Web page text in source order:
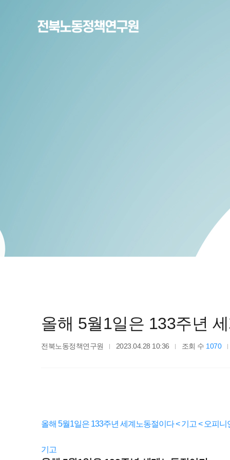
올해 5월1일은 133주년
전북노동정책연구원 2023.04.28 10:36 조회 수 1070
올해 5월1일은 133주년 세계노동절이다 < 기고 < 오피니
기고